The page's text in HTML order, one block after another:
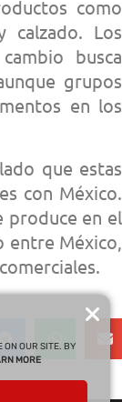
como
calzado. Los
busca
grupos
en los
que estas
con México.
produce en el
México,
ON OUR SITE. BY
MORE